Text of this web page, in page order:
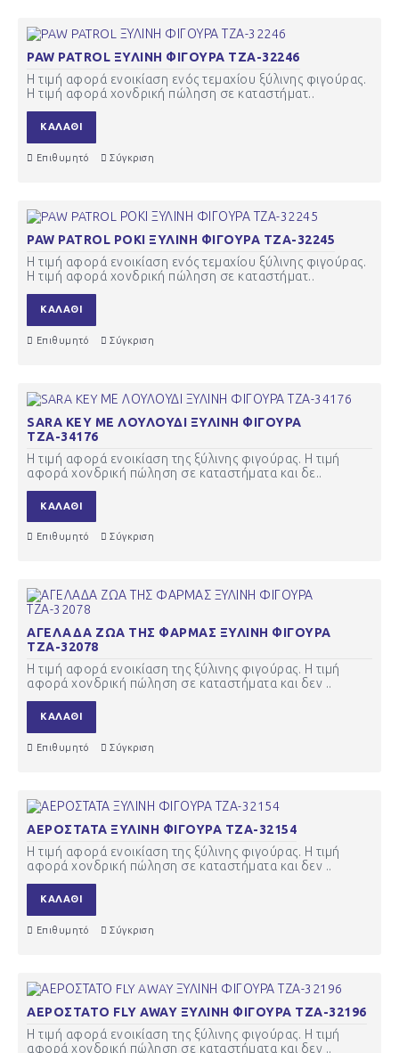
PAW PATROL ΞΥΛΙΝΗ ΦΙΓΟΥΡΑ ΤΖΑ-32246
Η τιμή αφορά ενοικίαση ενός τεμαχίου ξύλινης φιγούρας.
Η τιμή αφορά χονδρική πώληση σε καταστήματ..
ΚΑΛΆΘΙ
Επιθυμητό Σύγκριση
PAW PATROL ΡΟΚΙ ΞΥΛΙΝΗ ΦΙΓΟΥΡΑ ΤΖΑ-32245
Η τιμή αφορά ενοικίαση ενός τεμαχίου ξύλινης φιγούρας.
Η τιμή αφορά χονδρική πώληση σε καταστήματ..
ΚΑΛΆΘΙ
Επιθυμητό Σύγκριση
SARA KEY ΜΕ ΛΟΥΛΟΥΔΙ ΞΥΛΙΝΗ ΦΙΓΟΥΡΑ
ΤΖΑ-34176
Η τιμή αφορά ενοικίαση της ξύλινης φιγούρας. Η τιμή
αφορά χονδρική πώληση σε καταστήματα και δε..
ΚΑΛΆΘΙ
Επιθυμητό Σύγκριση
ΑΓΕΛΑΔΑ ΖΩΑ ΤΗΣ ΦΑΡΜΑΣ ΞΥΛΙΝΗ ΦΙΓΟΥΡΑ
ΤΖΑ-32078
Η τιμή αφορά ενοικίαση της ξύλινης φιγούρας. Η τιμή
αφορά χονδρική πώληση σε καταστήματα και δεν ..
ΚΑΛΆΘΙ
Επιθυμητό Σύγκριση
ΑΕΡΟΣΤΑΤΑ ΞΥΛΙΝΗ ΦΙΓΟΥΡΑ ΤΖΑ-32154
Η τιμή αφορά ενοικίαση της ξύλινης φιγούρας. Η τιμή
αφορά χονδρική πώληση σε καταστήματα και δεν ..
ΚΑΛΆΘΙ
Επιθυμητό Σύγκριση
ΑΕΡΟΣΤΑΤΟ FLY AWAY ΞΥΛΙΝΗ ΦΙΓΟΥΡΑ ΤΖΑ-32196
Η τιμή αφορά ενοικίαση της ξύλινης φιγούρας. Η τιμή
αφορά χονδρική πώληση σε καταστήματα και δεν ..